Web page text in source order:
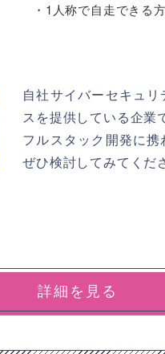
・1人称で自走できる方
自社サイバーセキュ
スを提供している企業
フルスタック開発に
ぜひ検討してみてくだ
詳細を見る